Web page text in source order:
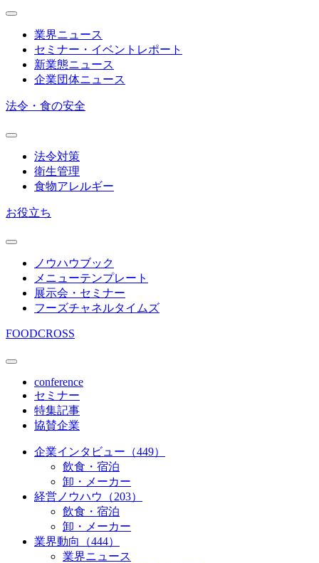
業界ニュース
セミナー・イベントレポート
新業態ニュース
企業団体ニュース
法令・食の安全
法令対策
衛生管理
食物アレルギー
お役立ち
ノウハウブック
メニューテンプレート
展示会・セミナー
フーズチャネルタイムズ
FOODCROSS
conference
セミナー
特集記事
協賛企業
企業インタビュー（449）
飲食・宿泊
卸・メーカー
経営ノウハウ（203）
飲食・宿泊
卸・メーカー
業界動向（444）
業界ニュース